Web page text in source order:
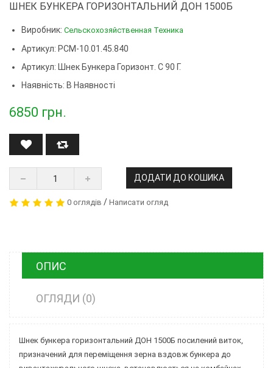
ШНЕК БУНКЕРА ГОРИЗОНТАЛЬНИЙ ДОН 1500Б
Виробник: Сельскохозяйственная Техника
Артикул: РСМ-10.01.45.840
Артикул: Шнек Бункера Горизонт. С 90 Г.
Наявність: В Наявності
6850 грн.
ДОДАТИ ДО КОШИКА
0 оглядів / Написати огляд
ОПИС
ОГЛЯДИ (0)
Шнек бункера горизонтальний ДОН 1500Б посилений виток,
призначений для переміщення зерна вздовж бункера до